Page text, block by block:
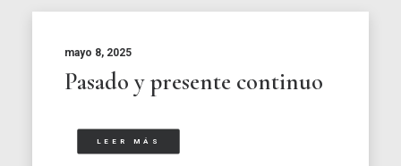
mayo 8, 2025
Pasado y presente continuo
LEER MÁS